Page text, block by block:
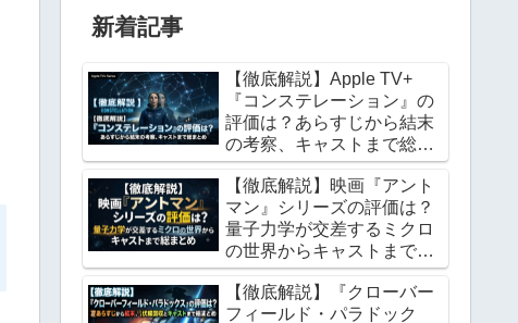
新着記事
【徹底解説】Apple TV+
『コンステレーション』の
評価は？あらすじから結末
の考察、キャストまで総ま
とめ
【徹底解説】映画『アント
マン』シリーズの評価は？
量子力学が交差するミクロ
の世界からキャストまで総
まとめ
【徹底解説】『クローバー
フィールド・パラドック